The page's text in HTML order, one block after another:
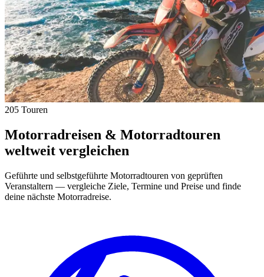
205 Touren
Motorradreisen & Motorradtouren
weltweit vergleichen
Geführte und selbstgeführte Motorradtouren von geprüften
Veranstaltern — vergleiche Ziele, Termine und Preise und finde
deine nächste Motorradreise.